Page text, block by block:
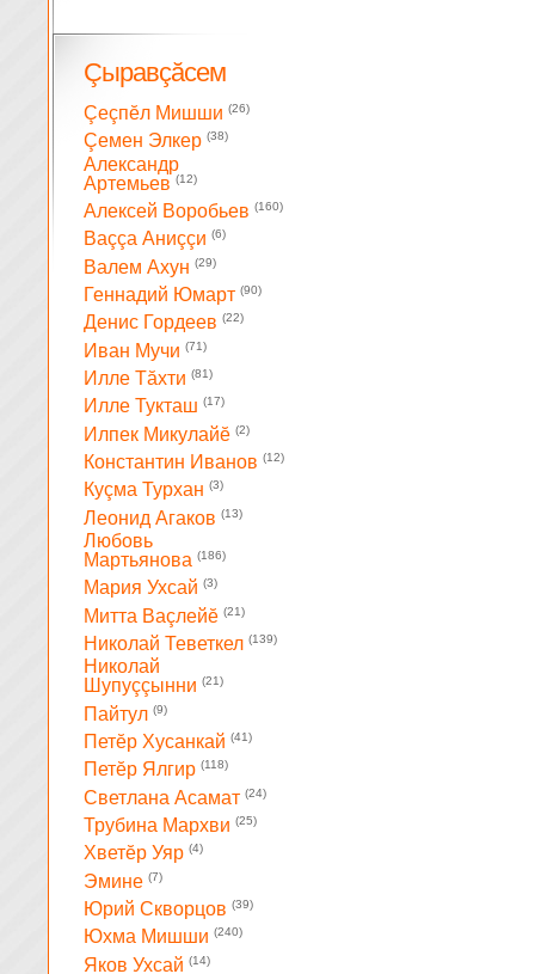
Çыравçăсем
Çеçпĕл Мишши (26)
Çемен Элкер (38)
Александр
Артемьев (12)
Алексей Воробьев (160)
Ваççа Аниççи (6)
Валем Ахун (29)
Геннадий Юмарт (90)
Денис Гордеев (22)
Иван Мучи (71)
Илле Тăхти (81)
Илле Тукташ (17)
Илпек Микулайĕ (2)
Константин Иванов (12)
Куçма Турхан (3)
Леонид Агаков (13)
Любовь
Мартьянова (186)
Мария Ухсай (3)
Митта Ваçлейĕ (21)
Николай Теветкел (139)
Николай
Шупуççынни (21)
Пайтул (9)
Петĕр Хусанкай (41)
Петĕр Ялгир (118)
Светлана Асамат (24)
Трубина Мархви (25)
Хветĕр Уяр (4)
Эмине (7)
Юрий Скворцов (39)
Юхма Мишши (240)
Яков Ухсай (14)